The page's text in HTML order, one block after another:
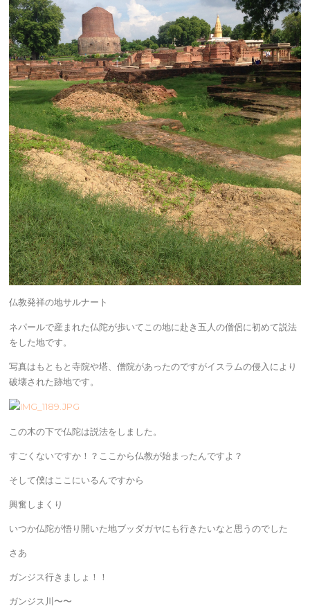
仏教発祥の地サルナート
ネパールで産まれた仏陀が歩いてこの地に赴き五人の僧侶に初めて説法
をした地です。
写真はもともと寺院や塔、僧院があったのですがイスラムの侵入により
破壊された跡地です。
この木の下で仏陀は説法をしました。
すごくないですか！？ここから仏教が始まったんですよ？
そして僕はここにいるんですから
興奮しまくり
いつか仏陀が悟り開いた地ブッダガヤにも行きたいなと思うのでした
さあ
ガンジス行きましょ！！
ガンジス川〜〜